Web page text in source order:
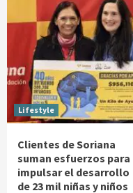
Lifestyle
Clientes de Soriana
suman esfuerzos para
impulsar el desarrollo
de 23 mil niñas y niños